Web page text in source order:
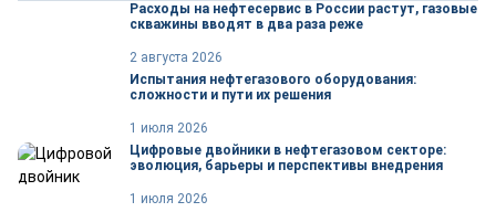
Расходы на нефтесервис в России растут, газовые
скважины вводят в два раза реже
2 августа 2026
Испытания нефтегазового оборудования:
сложности и пути их решения
1 июля 2026
Цифровые двойники в нефтегазовом секторе:
эволюция, барьеры и перспективы внедрения
1 июля 2026